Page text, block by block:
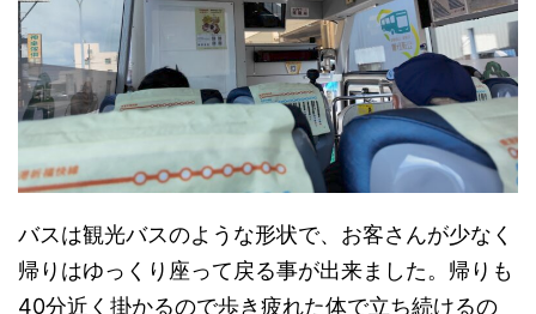
バスは観光バスのような形状で、お客さんが少なく
帰りはゆっくり座って戻る事が出来ました。帰りも
40分近く掛かるので歩き疲れた体で立ち続けるの